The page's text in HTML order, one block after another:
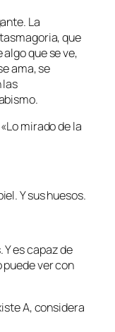
La
que
que se ve,
ama, se
las
mirado de la
Y sus huesos.
es capaz de
ver con
A, considera